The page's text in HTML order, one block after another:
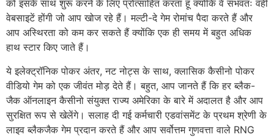
को इसके साथ शुरू करने के लिए प्रोत्साहित करता हूं क्योंकि वे संभवतः वही
वेबसाइटें होंगी जो आप खोज रहे हैं। मल्टी-दे गेम रोमांच पैदा करते हैं और
आप अस्थिरता को कम कर सकते हैं क्योंकि एक ही समय में बहुत अधिक
हाथ स्टार किए जाते हैं।
ये इलेक्ट्रॉनिक पोकर अंतर, नट नोट्स के साथ, क्लासिक कैसीनो पोकर
वीडियो गेम को एक जीवंत मोड़ देते हैं। बहुत, आप जानते हैं कि हर ब्लैक-
जैक ऑनलाइन कैसीनो संयुक्त राज्य अमेरिका के बारे में अदालत है और आप
सुरक्षित रूप से खेलेंगे। सलाह दी गई कर्मचारी एडवांसमेंट के प्रथम श्रेणी के
लाइव ब्लैकजैक गेम प्रदान करते हैं और आप सर्वोत्तम गुणवत्ता वाले RNG